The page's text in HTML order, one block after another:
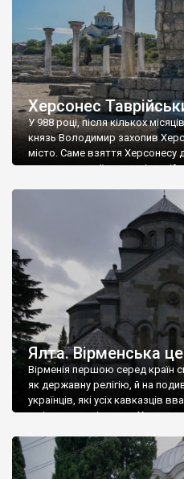
Херсонес
У 988 році, після кількох
князь Володимир захопив
місто. Саме взяття
диктувати свої умови
Херсонесі Володимир-
А потім було Хрещення Русі.
Ялта. Вірменська
Вірменія першою серед країн
як державну релігію, й на
українців, які усіх кавказців
є відданими вірянами Христа